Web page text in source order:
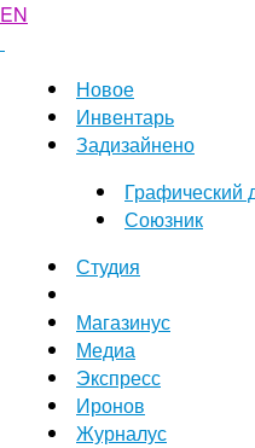
EN
Новое
Инвентарь
Задизайнено
Графический
Союзник
Студия
Магазинус
Медиа
Экспресс
Иронов
Журналус